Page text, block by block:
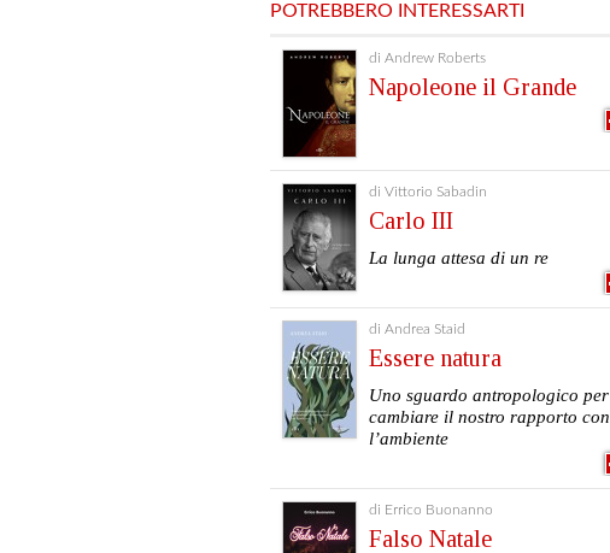
POTREBBERO INTERESSARTI
di Andrew Roberts
Napoleone il Grande
di Vittorio Sabadin
Carlo III
La lunga attesa di un re
di Andrea Staid
Essere natura
Uno sguardo antropologico per
cambiare il nostro rapporto con
l’ambiente
di Errico Buonanno
Falso Natale